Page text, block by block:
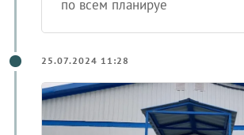
по всем планируе
25.07.2024 11:28